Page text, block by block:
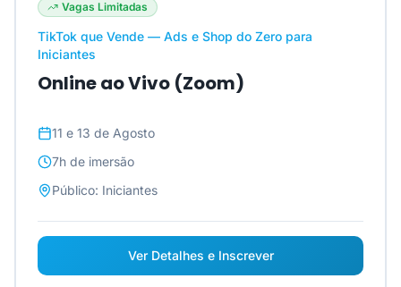
Vagas Limitadas
TikTok que Vende — Ads e Shop do Zero para
Iniciantes
Online ao Vivo (Zoom)
11 e 13 de Agosto
7h de imersão
Público: Iniciantes
Ver Detalhes e Inscrever